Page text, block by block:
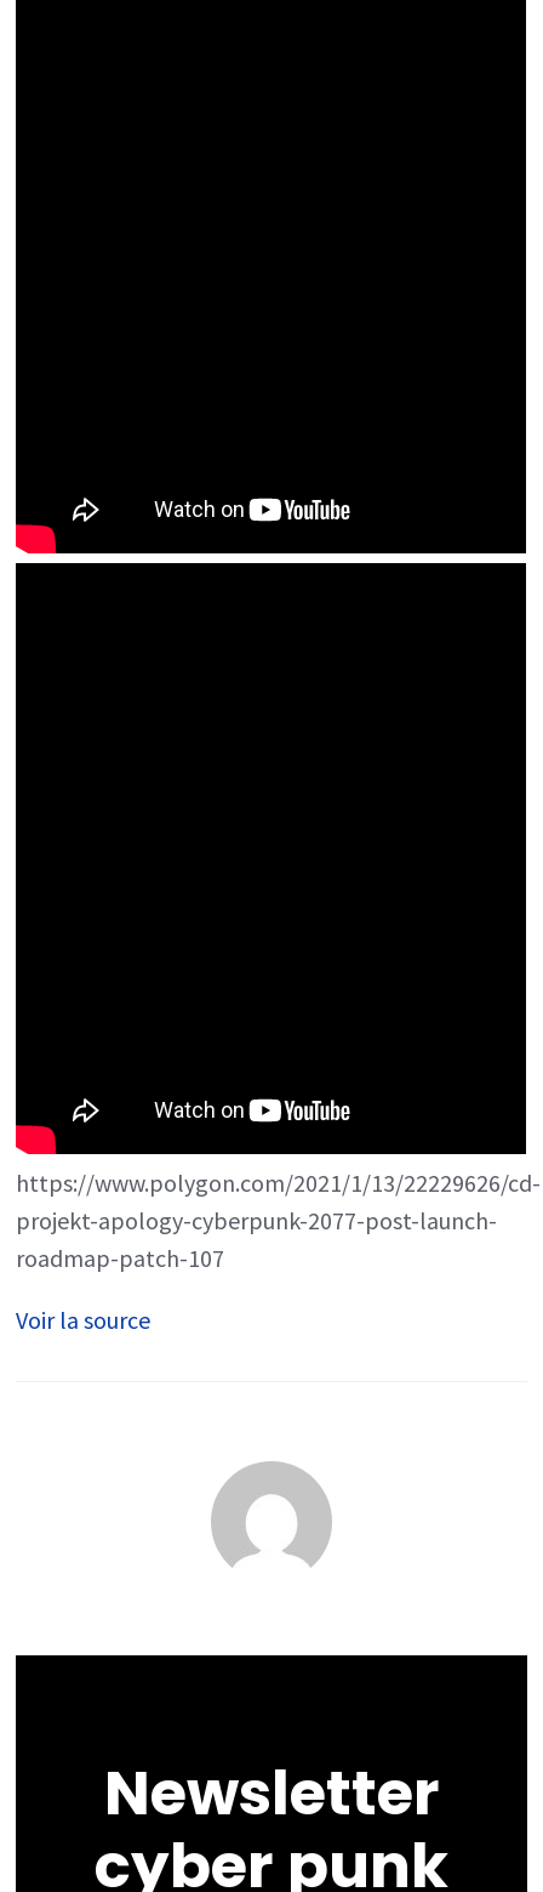
https://www.polygon.com/2021/1/13/22229626/cd-
projekt-apology-cyberpunk-2077-post-launch-
roadmap-patch-107
Voir la source
Newsletter
cyber punk